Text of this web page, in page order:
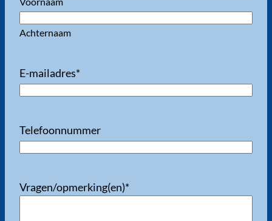
Achternaam
E-mailadres*
Telefoonnummer
Vragen/opmerking(en)*